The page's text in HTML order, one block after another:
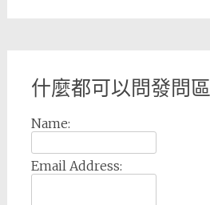
什麼都可以問發問區
Name:
Email Address: